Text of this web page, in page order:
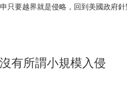
只要越界就是侵略，回到美國政府針
有所謂小規模入侵